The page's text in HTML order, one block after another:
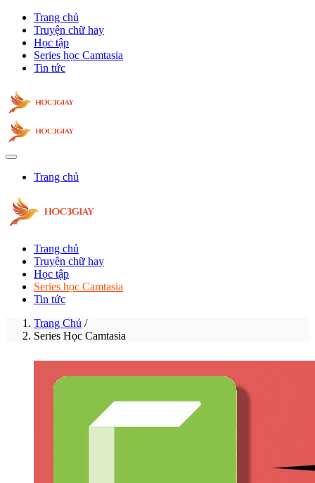
Trang chủ
Truyện chữ hay
Học tập
Series học Camtasia
Tin tức
Trang chủ
Trang chủ
Truyện chữ hay
Học tập
Series học Camtasia
Tin tức
Trang Chủ /
Series Học Camtasia